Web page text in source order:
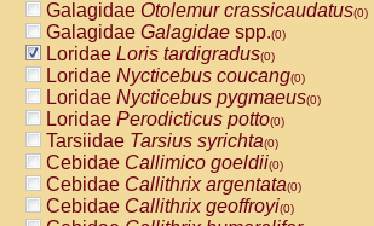
Galagidae Otolemur crassicaudatus(0)
Galagidae Galagidae spp.(0)
Loridae Loris tardigradus(0)
Loridae Nycticebus coucang(0)
Loridae Nycticebus pygmaeus(0)
Loridae Perodicticus potto(0)
Tarsiidae Tarsius syrichta(0)
Cebidae Callimico goeldii(0)
Cebidae Callithrix argentata(0)
Cebidae Callithrix geoffroyi(0)